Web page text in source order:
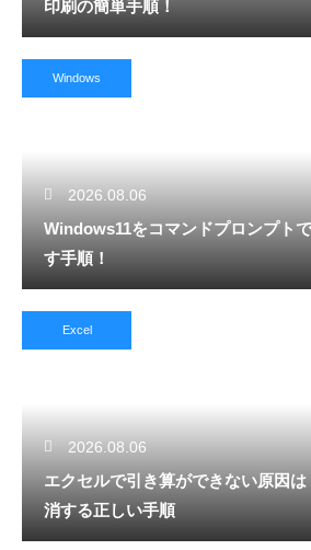
印刷の簡単手順！
Windows
2026.08.06
Windows11をコマンドプロンプト
す手順！
Excel
2026.08.06
エクセルで引き算ができない原因
消する正しい手順